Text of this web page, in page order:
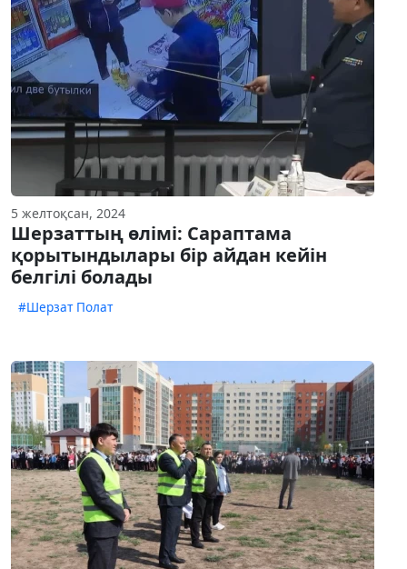
5 желтоқсан, 2024
Шерзаттың өлімі: Сараптама
қорытындылары бір айдан кейін
белгілі болады
#Шерзат Полат